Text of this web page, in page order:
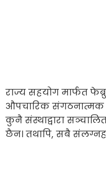
राज्य सहयोग मार्फत
औपचारिक संगठनात्मक
कुनै संस्थाद्वारा
छैन। तथापि, सबै